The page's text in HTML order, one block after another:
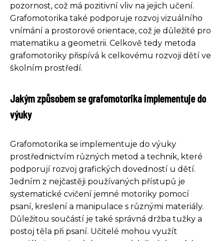
pozornost, což má pozitivní vliv na jejich učení.
Grafomotorika také podporuje rozvoj vizuálního
vnímání a prostorové orientace, což je důležité pro
matematiku a geometrii. Celkově tedy metoda
grafomotoriky přispívá k celkovému rozvoji dětí ve
školním prostředí.
Jakým způsobem se grafomotorika implementuje do
výuky
Grafomotorika se implementuje do výuky
prostřednictvím různých metod a technik, které
podporují rozvoj grafických dovedností u dětí.
Jedním z nejčastěji používaných přístupů je
systematické cvičení jemné motoriky pomocí
psaní, kreslení a manipulace s různými materiály.
Důležitou součástí je také správná držba tužky a
postoj těla při psaní. Učitelé mohou využít